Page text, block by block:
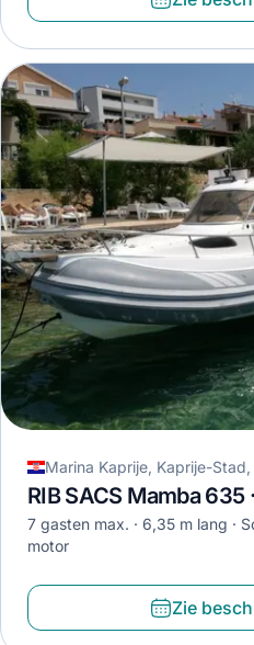
Marina Kaprije, Kaprije-
RIB SACS Mamba 635
7 gasten max. 6,35 m lang
motor
Zie